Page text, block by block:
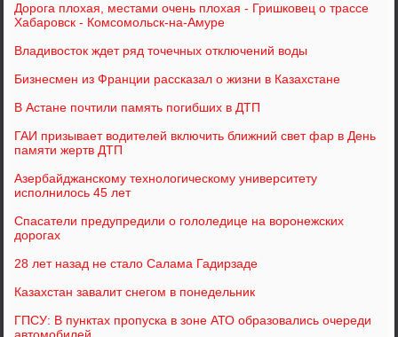
Дорога плохая, местами очень плохая - Гришковец о трассе
Хабаровск - Комсомольск-на-Амуре
Владивосток ждет ряд точечных отключений воды
Бизнесмен из Франции рассказал о жизни в Казахстане
В Астане почтили память погибших в ДТП
ГАИ призывает водителей включить ближний свет фар в День
памяти жертв ДТП
Азербайджанскому технологическому университету
исполнилось 45 лет
Спасатели предупредили о гололедице на воронежских
дорогах
28 лет назад не стало Салама Гадирзаде
Казахстан завалит снегом в понедельник
ГПСУ: В пунктах пропуска в зоне АТО образовались очереди